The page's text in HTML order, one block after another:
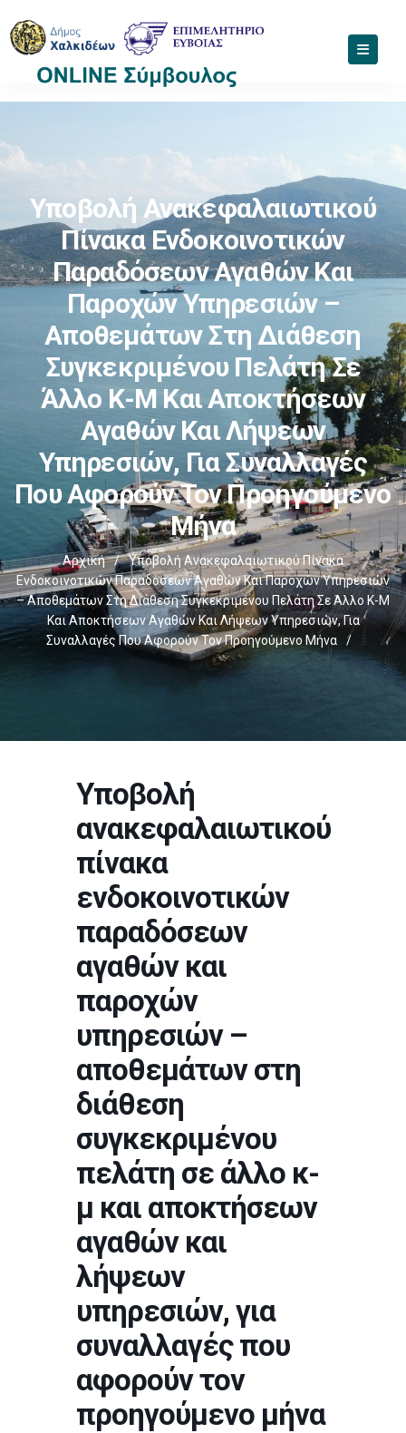
Υποβολή Ανακεφαλαιωτικού
Πίνακα Ενδοκοινοτικών
Παραδόσεων Αγαθών Και
Παροχών Υπηρεσιών –
Αποθεμάτων Στη Διάθεση
Συγκεκριμένου Πελάτη Σε
Άλλο Κ-Μ Και Αποκτήσεων
Αγαθών Και Λήψεων
Υπηρεσιών, Για Συναλλαγές
Που Αφορούν Τον Προηγούμενο
Μήνα
Αρχική /
Υποβολή Ανακεφαλαιωτικού Πίνακα
Ενδοκοινοτικών Παραδόσεων Αγαθών Και Παροχών Υπηρεσιών
– Αποθεμάτων Στη Διάθεση Συγκεκριμένου Πελάτη Σε Άλλο Κ-Μ
Και Αποκτήσεων Αγαθών Και Λήψεων Υπηρεσιών, Για
Συναλλαγές Που Αφορούν Τον Προηγούμενο Μήνα
/
Υποβολή
ανακεφαλαιωτικού
πίνακα
ενδοκοινοτικών
παραδόσεων
αγαθών και
παροχών
υπηρεσιών –
αποθεμάτων στη
διάθεση
συγκεκριμένου
πελάτη σε άλλο κ-
μ και αποκτήσεων
αγαθών και
λήψεων
υπηρεσιών, για
συναλλαγές που
αφορούν τον
προηγούμενο μήνα